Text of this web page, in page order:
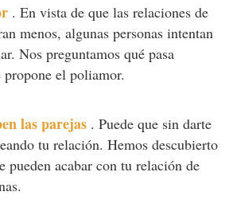
. En vista de que las relaciones de
menos, algunas personas intentan
Nos preguntamos qué pasa
el poliamor.
las parejas . Puede que sin darte
tu relación. Hemos descubierto
pueden acabar con tu relación de